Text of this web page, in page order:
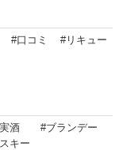
#口コミ
#リキュー
酒
#ブランデー
キー